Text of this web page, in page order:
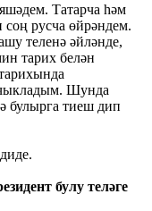
Татарча һәм
русча өйрәндем.
теленә әйләнде,
тарих белән
Шунда
булырга тиеш дип
булу теләге